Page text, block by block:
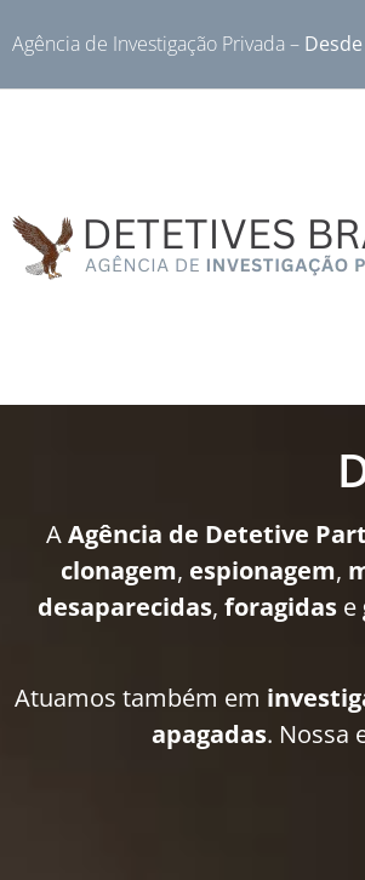
Agência de Investigação Privada –
AAgência de Detetive
clonagem, espionagem,
desaparecidas, foragidas e
Atuamos também em
apagadas. Nossa